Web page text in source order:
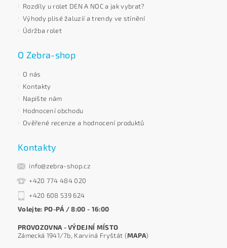
Rozdíly u rolet DEN A NOC a jak vybrat?
Výhody plisé žaluzií a trendy ve stínění
Údržba rolet
O Zebra-shop
O nás
Kontakty
Napište nám
Hodnocení obchodu
Ověřené recenze a hodnocení produktů
Kontakty
info@zebra-shop.cz
+420 774 484 020
+420 608 539 624
Volejte: PO-PÁ / 8:00 - 16:00
PROVOZOVNA - VÝDEJNÍ MÍSTO
Zámecká 1941/7b, Karviná Fryštát (MAPA)